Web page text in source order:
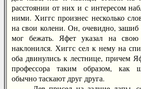
расстоянии от них и с интересом
ними. Хиггс произнес несколько
на свои колени. Он, очевидно,
мог бежать. Яфет указал на
наклонился. Хиггс сел к нему на
оба двинулись к лестнице, причем
профессора таким образом, как
обычно таскают друг друга.